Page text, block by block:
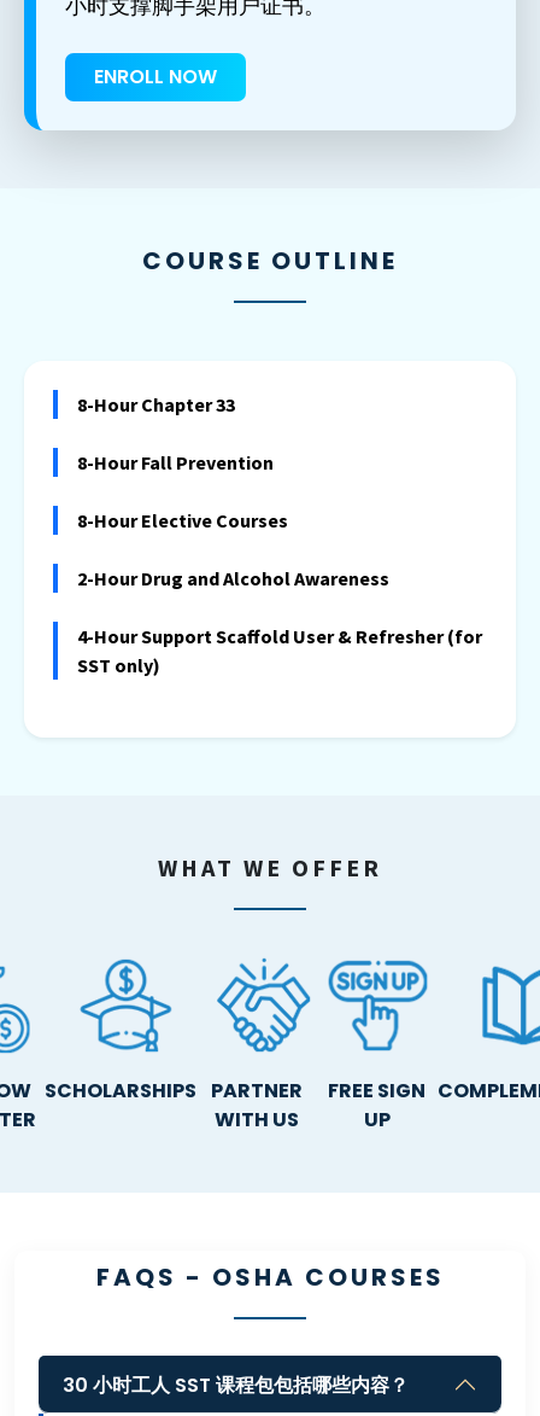
小时支撑脚手架用户证书。
ENROLL NOW
COURSE OUTLINE
8-Hour Chapter 33
8-Hour Fall Prevention
8-Hour Elective Courses
2-Hour Drug and Alcohol Awareness
4-Hour Support Scaffold User & Refresher (for
SST only)
WHAT WE OFFER
SCHOLARSHIPS
PARTNER
WITH US
FREE SIGN
UP
FAQS - OSHA COURSES
30 小时工人 SST 课程包包括哪些内容？